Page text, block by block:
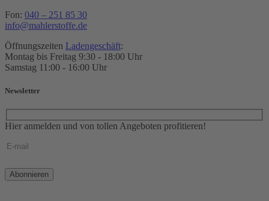
Fon: 040 – 251 85 30
info@mahlerstoffe.de
Öffnungszeiten Ladengeschäft:
Montag bis Freitag 9:30 - 18:00 Uhr
Samstag 11:00 - 16:00 Uhr
Newsletter
Hier anmelden und von tollen Angeboten profitieren!
Bitte
lasse